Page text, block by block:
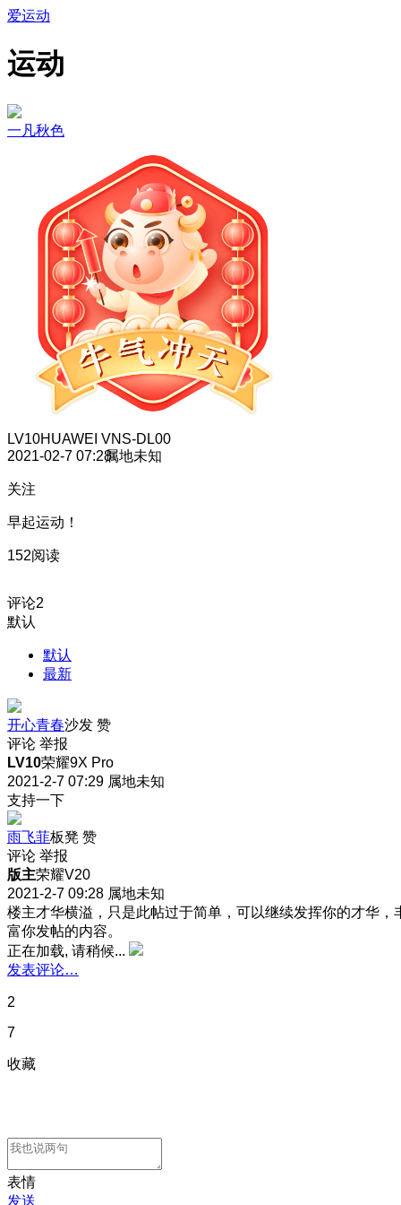
爱运动
运动
一凡秋色
LV10HUAWEI VNS-DL00
2021-02-7 07:28属地未知
关注
早起运动！
152阅读
评论2
默认
默认
最新
开心青春沙发 赞
评论 举报
LV10荣耀9X Pro
2021-2-7 07:29 属地未知
支持一下
雨飞菲板凳 赞
评论 举报
版主荣耀V20
2021-2-7 09:28 属地未知
楼主才华横溢，只是此帖过于简单，可以继续发挥你的才华，
富你发帖的内容。
正在加载, 请稍候...
发表评论…
2
7
收藏
表情
发送